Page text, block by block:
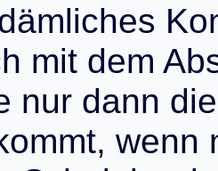
ämliches Ko
h mit dem Ab
nur dann die
ommt, wenn